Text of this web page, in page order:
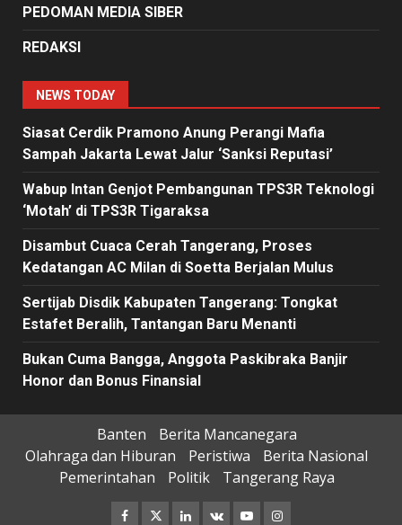
PEDOMAN MEDIA SIBER
REDAKSI
NEWS TODAY
Siasat Cerdik Pramono Anung Perangi Mafia
Sampah Jakarta Lewat Jalur ‘Sanksi Reputasi’
Wabup Intan Genjot Pembangunan TPS3R Teknologi
‘Motah’ di TPS3R Tigaraksa
Disambut Cuaca Cerah Tangerang, Proses
Kedatangan AC Milan di Soetta Berjalan Mulus
Sertijab Disdik Kabupaten Tangerang: Tongkat
Estafet Beralih, Tantangan Baru Menanti
Bukan Cuma Bangga, Anggota Paskibraka Banjir
Honor dan Bonus Finansial
Banten
Berita Mancanegara
Olahraga dan Hiburan
Peristiwa
Berita Nasional
Pemerintahan
Politik Tangerang Raya
Facebook
TwitterLinkedin
VK YoutubeInstagram